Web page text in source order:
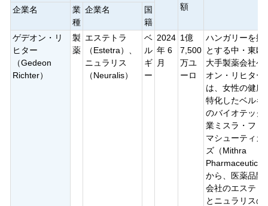
額
企業名
業
種
企業名
国
籍
ゲデオン・リ
ヒター
（Gedeon
Richter）
製
薬
エステトラ
（Estetra）、
ニュラリス
（Neuralis）
ベ
ル
ギ
ー
2024
年 6
月
1億
7,500
万ユ
ーロ
ハンガリーを拠
とする中・東欧
大手製薬会社ゲ
オン・リヒター
は、女性の健康
特化したベルギ
のバイオテック
業ミスラ・ファ
マシューティカ
ズ（Mithra
から、医薬品開
会社のエステト
とニュラリスの